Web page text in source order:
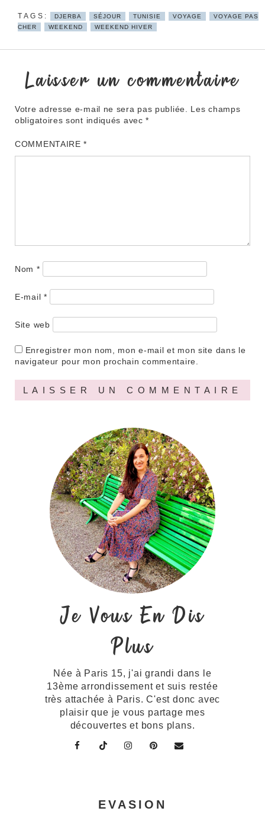
DJERBA SÉJOUR TUNISIE VOYAGE
VOYAGE PAS
CHER
WEEKEND WEEKEND HIVER
Laisser un commentaire
Votre adresse e-mail ne sera pas publiée.
Les champs
obligatoires sont indiqués avec*
COMMENTAIRE*
Nom *
E-mail *
Site web
Enregistrer mon nom, mon e-mail et mon site dans le
navigateur pour mon prochain commentaire.
Je Vous En Dis
Plus
Née à Paris 15, j'ai grandi dans le
13ème arrondissement et suis restée
très attachée à Paris. C'est donc avec
plaisir que je vous partage mes
découvertes et bons plans.
EVASION